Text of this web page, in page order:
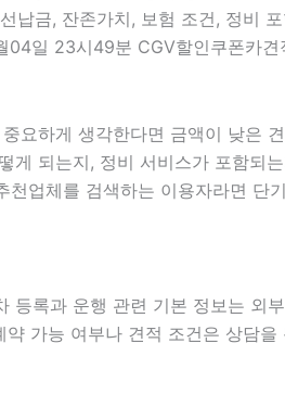
납금, 잔존가치, 보험 조건, 정비
04일 23시49분 CGV할인쿠폰카
요하게 생각한다면 금액이 낮은
게 되는지, 정비 서비스가 포함되
업체를 검색하는 이용자라면 단
등록과 운행 관련 기본 정보는 외
약 가능 여부나 견적 조건은 상담